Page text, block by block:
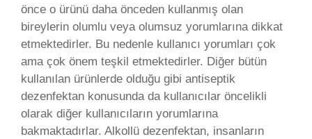
önce o ürünü daha önceden kullanmış olan
bireylerin olumlu veya olumsuz yorumlarına dikkat
etmektedirler. Bu nedenle kullanıcı yorumları çok
ama çok önem teşkil etmektedirler. Diğer bütün
kullanılan ürünlerde olduğu gibi antiseptik
dezenfektan konusunda da kullanıcılar öncelikli
olarak diğer kullanıcıların yorumlarına
bakmaktadırlar. Alkollü dezenfektan, insanların